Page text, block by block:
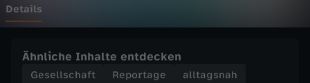
i
Details
Ähnliche Inhalte entdecken
Gesellschaft Reportage
alltagsnah